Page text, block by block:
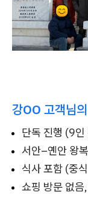
강OO 고객님
단독 진행 (9
서안–옌안 왕
식사 포함 (중
쇼핑 방문 없음